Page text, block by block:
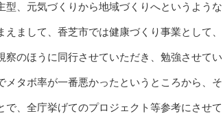
、元気づくりから地域づくりへというような
まして、香芝市では健康づくり事業として、
のほうに同行させていただき、勉強させてい
タボ率が一番悪かったというところから、そ
、全庁挙げてのプロジェクト等参考にさせて